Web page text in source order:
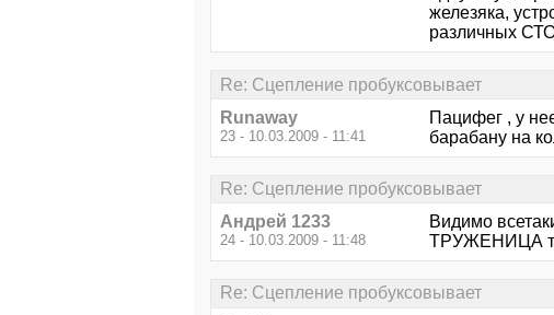
железяка,
различных
Re: Сцепление пробуксовывает
Runaway
23 - 10.03.2009 - 11:41
Пацифег , у
барабану на
Re: Сцепление пробуксовывает
Андрей 1233
24 - 10.03.2009 - 11:48
Видимо
ТРУЖЕНИЦА ты
Re: Сцепление пробуксовывает